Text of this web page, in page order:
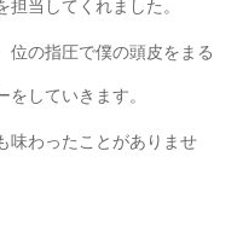
当してくれました。
位の指圧で僕の頭皮をまる
していきます。
味わったことがありませ